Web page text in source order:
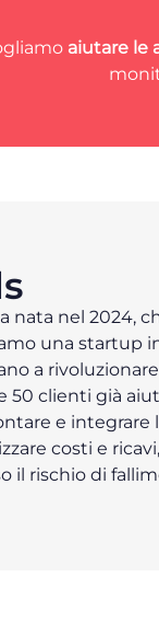
aiutare le
nata nel 2024,
una startup
a
50 clienti già
e integrare
costi e
il rischio di